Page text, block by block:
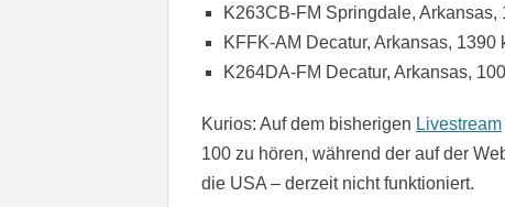
K263CB-FM Springdale, Arkansas,
KFFK-AM Decatur, Arkansas, 1390
K264DA-FM Decatur, Arkansas,
Kurios: Auf dem bisherigen Livestream
100 zu hören, während der auf der
die USA – derzeit nicht funktioniert.